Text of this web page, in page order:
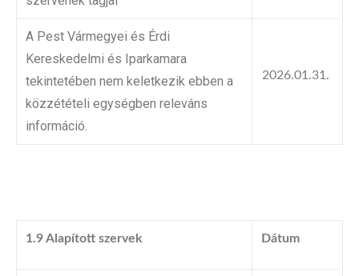
A Pest Vármegyei és Érdi
Kereskedelmi és Iparkamara
tekintetében nem keletkezik ebben a
közzétételi egységben releváns
információ.
2026.01.31.
1.9 Alapított szervek Dátum